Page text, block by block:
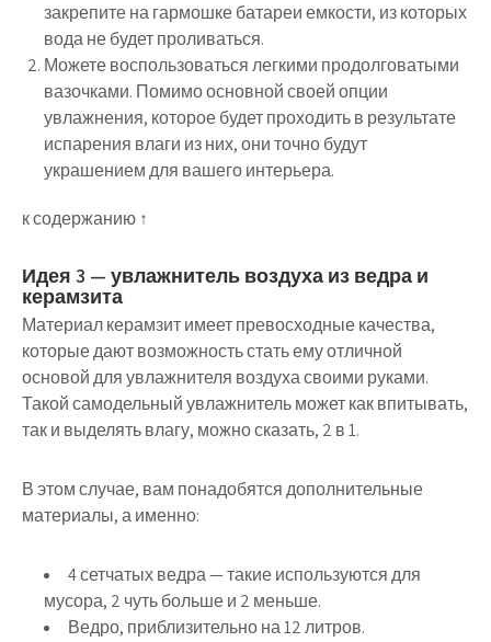
закрепите на гармошке батареи емкости, из которых
вода не будет проливаться.
Можете воспользоваться легкими продолговатыми
вазочками. Помимо основной своей опции
увлажнения, которое будет проходить в результате
испарения влаги из них, они точно будут
украшением для вашего интерьера.
к содержанию ↑
Идея 3 — увлажнитель воздуха из ведра и
керамзита
Материал керамзит имеет превосходные качества,
которые дают возможность стать ему отличной
основой для увлажнителя воздуха своими руками.
Такой самодельный увлажнитель может как впитывать,
так и выделять влагу, можно сказать, 2 в 1.
В этом случае, вам понадобятся дополнительные
материалы, а именно:
4 сетчатых ведра — такие используются для
мусора, 2 чуть больше и 2 меньше.
Ведро, приблизительно на 12 литров.